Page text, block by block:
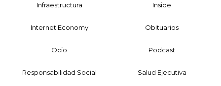
Infraestructura Inside
Internet Economy Obituarios
Ocio Podcast
Responsabilidad Social Salud Ejecutiva